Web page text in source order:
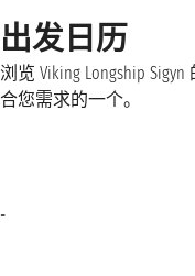
出发日历
浏览 Viking Longship
合您需求的一个。
-